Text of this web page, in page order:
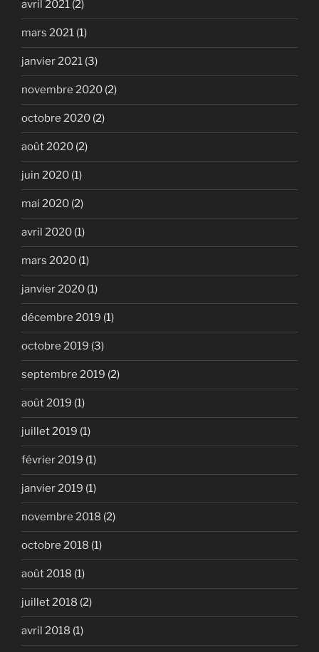
avril 2021 (2)
mars 2021 (1)
janvier 2021 (3)
novembre 2020 (2)
octobre 2020 (2)
août 2020 (2)
juin 2020 (1)
mai 2020 (2)
avril 2020 (1)
mars 2020 (1)
janvier 2020 (1)
décembre 2019 (1)
octobre 2019 (3)
septembre 2019 (2)
août 2019 (1)
juillet 2019 (1)
février 2019 (1)
janvier 2019 (1)
novembre 2018 (2)
octobre 2018 (1)
août 2018 (1)
juillet 2018 (2)
avril 2018 (1)